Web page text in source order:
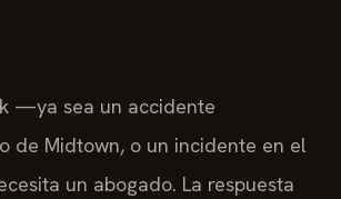
—ya sea un accidente
de Midtown, o un incidente en el
un abogado. La respuesta